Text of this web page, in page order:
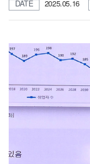
DATE 2025.05.16